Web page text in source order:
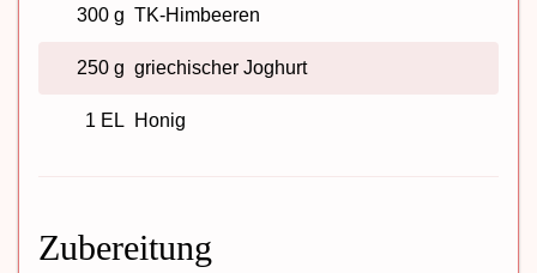
300 g TK-Himbeeren
250 g griechischer Joghurt
1 EL Honig
Zubereitung